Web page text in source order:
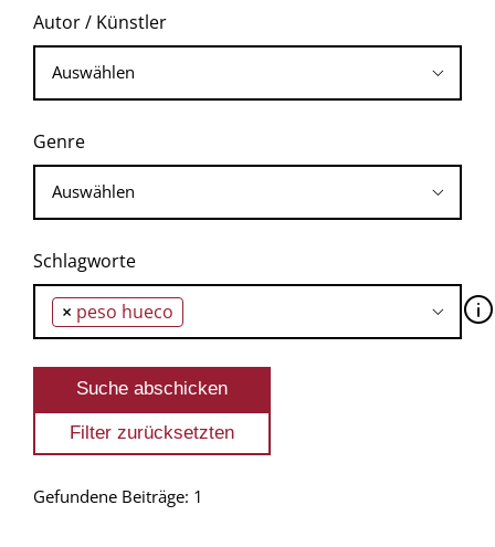
Autor / Künstler
Genre
Schlagworte
× peso hueco 🛈
Gefundene Beiträge: 1